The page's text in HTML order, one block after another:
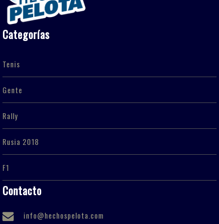
Categorías
Tenis
Gente
Rally
Rusia 2018
F1
Contacto
info@hechospelota.com